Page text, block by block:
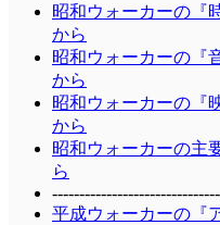
昭和ウォーカーの『
から
昭和ウォーカーの『
から
昭和ウォーカーの『
から
昭和ウォーカーの主
ら
平成ウォーカーの『